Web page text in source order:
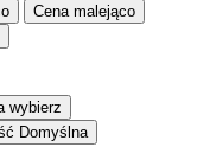
Cena malejąco
wybierz
Domyślna